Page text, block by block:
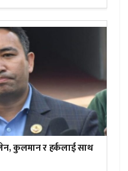
कुलमान र हर्कलाई साथ